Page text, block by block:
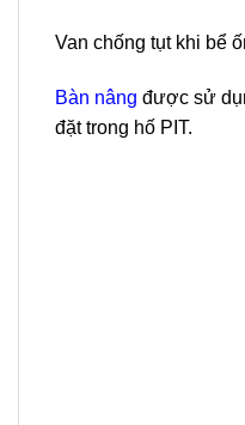
Van chống tụt khi bể
Bàn nâng được sử
đặt trong hố PIT.